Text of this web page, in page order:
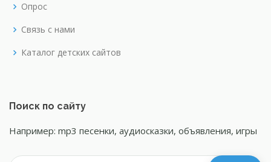
Опрос
Связь с нами
Каталог детских сайтов
Поиск по сайту
Например: mp3 песенки, аудиосказки, объявления, игры